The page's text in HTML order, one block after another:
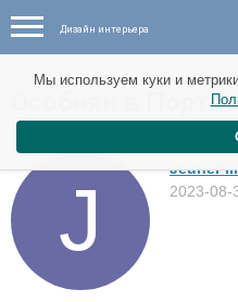
Дизайн интерьера
Особняк в
2023-08-
Мы используем куки и